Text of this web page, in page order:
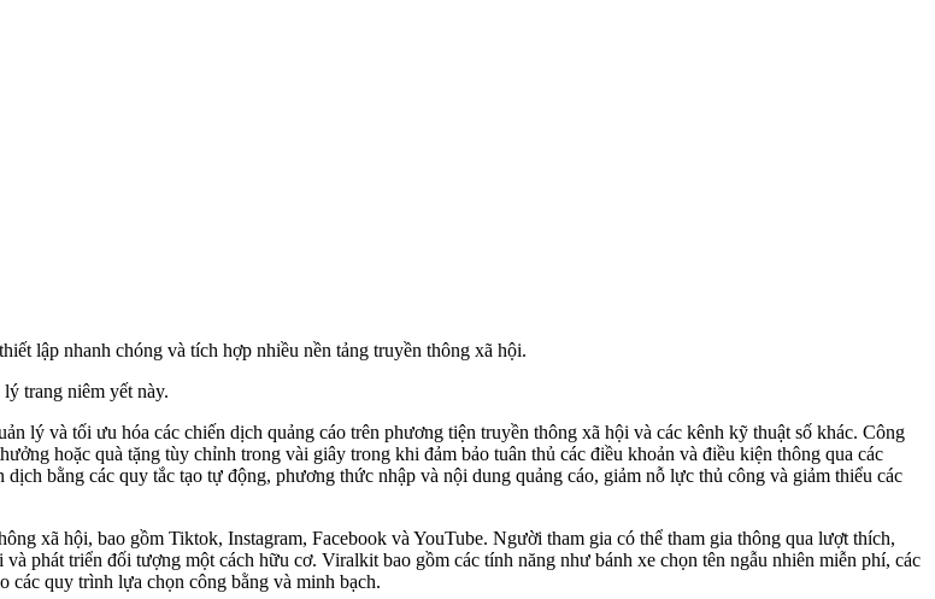
lập nhanh chóng và tích hợp nhiều nền tảng truyền thông xã hội.
lý trang niêm yết này.
lý và tối ưu hóa các chiến dịch quảng cáo trên phương tiện truyền thông xã hội và các kênh kỹ thuật số khác. Công
hoặc quà tặng tùy chỉnh trong vài giây trong khi đảm bảo tuân thủ các điều khoản và điều kiện thông qua các
bằng các quy tắc tạo tự động, phương thức nhập và nội dung quảng cáo, giảm nỗ lực thủ công và giảm thiểu các
xã hội, bao gồm Tiktok, Instagram, Facebook và YouTube. Người tham gia có thể tham gia thông qua lượt thích,
phát triển đối tượng một cách hữu cơ. Viralkit bao gồm các tính năng như bánh xe chọn tên ngẫu nhiên miễn phí, các
các quy trình lựa chọn công bằng và minh bạch.